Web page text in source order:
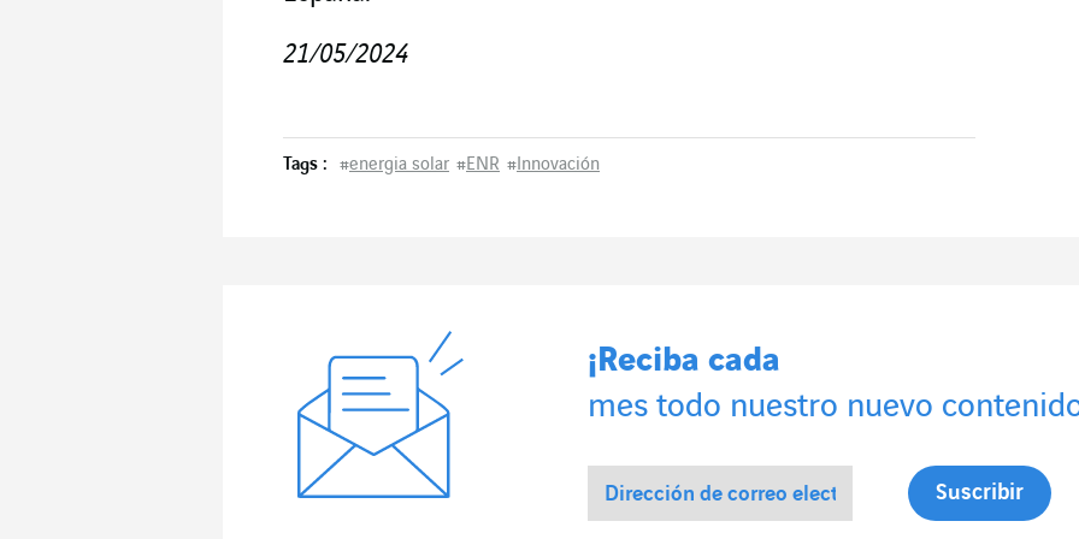
21/05/2024
Tags : #energia solar #ENR #Innovación
¡Reciba cada
mes todo nuestro nuevo